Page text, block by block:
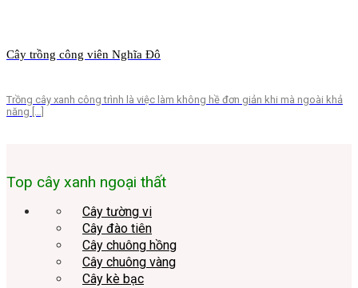
Cây trồng công viên Nghĩa Đô
Trồng cây xanh công trình là việc làm không hề đơn giản khi mà ngoài khả
năng […]
Top cây xanh ngoại thất
Cây tường vi
Cây đào tiên
Cây chuông hồng
Cây chuông vàng
Cây kè bạc